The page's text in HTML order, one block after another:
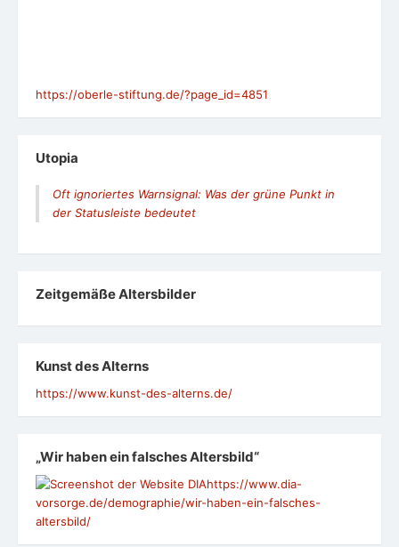
https://oberle-stiftung.de/?page_id=4851
Utopia
Oft ignoriertes Warnsignal: Was der grüne Punkt in
der Statusleiste bedeutet
Zeit­ge­mäße Alters­bil­der
Kunst des Alterns
https://www.kunst-des-alterns.de/
„Wir haben ein falsches Altersbild“
https://www.dia-
vorsorge.de/demographie/wir-haben-ein-falsches-
altersbild/